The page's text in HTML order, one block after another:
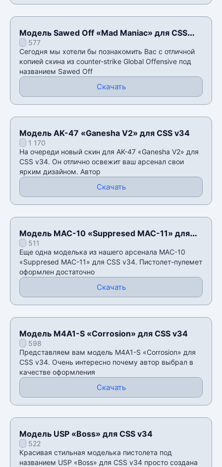
Модель Sawed Off «Mad Maniac» для CSS
v34577
Сегодня мы хотели бы познакомить Вас с отличной
копией скина из counter-strike Global Offensive под
названием Sawed Off
Скачать
Модель AK-47 «Ganesha V2» для CSS v34
1 170
На очереди новый скин для AK-47 «Ganesha V2» для
CSS v34. Он отлично освежит ваш арсенал свои
ярким дизайном. Автор
Скачать
Модель MAC-10 «Suppresed MAC-11» для
CSS v34
511
Еще одна моделька из нашего арсенала MAC-10
«Suppresed MAC-11» для CSS v34. Пистолет-пулемет
оформлен достаточно
Скачать
Модель M4A1-S «Corrosion» для CSS v34
598
Представляем вам модель M4A1-S «Corrosion» для
CSS v34. Очень интересно почему автор выбрал в
качестве оформления
Скачать
Модель USP «Boss» для CSS v34
522
Красивая стильная моделька пистолета под
названием USP «Boss» для CSS v34 просто создана